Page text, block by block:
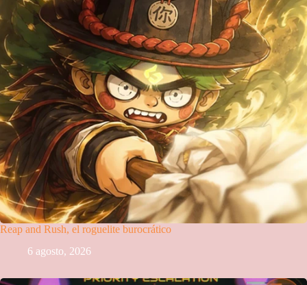
Reap and Rush, el roguelite burocrático
6 agosto, 2026